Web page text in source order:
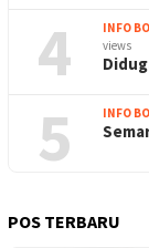
4 INFO
views
5 INFO
POS TERBARU